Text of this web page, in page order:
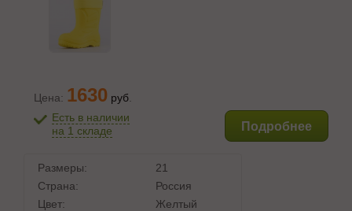
Цена: 1630 руб
Есть в наличии
на 1 складе
Подробнее
Размеры:
21
Страна:
Россия
Цвет:
Желтый